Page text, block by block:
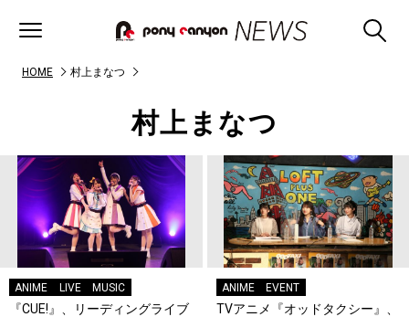
HOME 村上まなつ
村上まなつ
ANIME LIVE MUSIC
『CUE!』、リーディングライブ
ANIME EVENT
TVアニメ『オッドタクシー』、